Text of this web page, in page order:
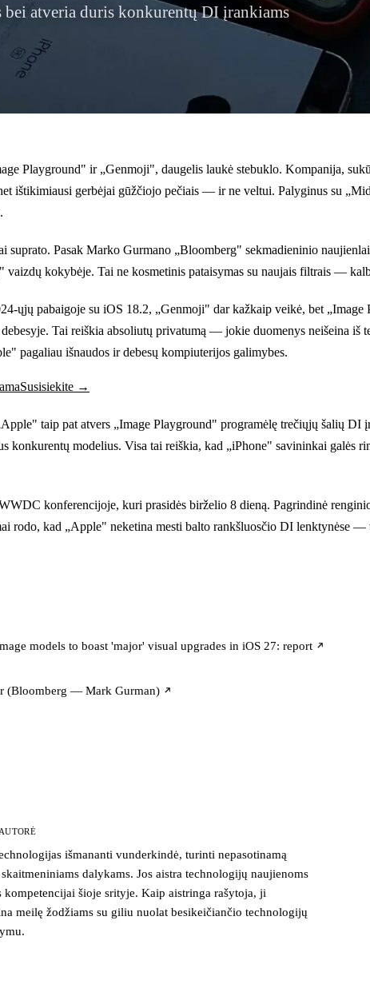
atveria duris konkurentų DI įrankiams
Playground" ir „Genmoji", daugelis laukė stebuklo. Kompanija,
ištikimiausi gerbėjai gūžčiojo pečiais — ir ne veltui. Palyginus su
suprato. Pasak Marko Gurmano „Bloomberg" sekmadieninio
kokybėje. Tai ne kosmetinis pataisymas su naujais filtrais —
ųjų pabaigoje su iOS 18.2, „Genmoji" dar kažkaip veikė, bet
Tai reiškia absoliutų privatumą — jokie duomenys neišeina
pagaliau išnaudos ir debesų kompiuterijos galimybes.
Susisiekite →
taip pat atvers „Image Playground" programėlę trečiųjų šalių
konkurentų modelius. Visa tai reiškia, kad „iPhone" savininkai
konferencijoje, kuri prasidės birželio 8 dieną. Pagrindinė
rodo, kad „Apple" neketina mesti balto rankšluosčio DI lenktynėse
models to boast 'major' visual upgrades in iOS 27: report
(Bloomberg — Mark Gurman)
išmananti vunderkindė, turinti nepasotinamą
dalykams. Jos aistra technologijų naujienoms
šioje srityje. Kaip aistringa rašytoja, ji
meilę žodžiams su giliu nuolat besikeičiančio technologijų